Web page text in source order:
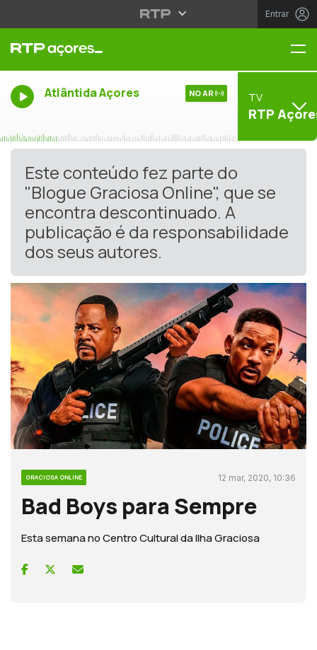
Entrar
Atlântida Açores NO AR TV
RTP
Este conteúdo fez parte do
"Blogue Graciosa Online", que se
encontra descontinuado. A
publicação é da responsabilidade
dos seus autores.
GRACIOSA ONLINE 12 mar, 2020, 10:36
Bad Boys para Sempre
Esta semana no Centro Cultural da Ilha Graciosa